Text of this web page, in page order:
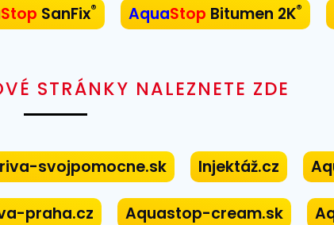
Stop SanFix® AquaStop Bitumen 2K®
STRÁNKY NALEZNETE ZDE
svojpomocne.sk Injektáž.cz
praha.cz Aquastop-cream.sk